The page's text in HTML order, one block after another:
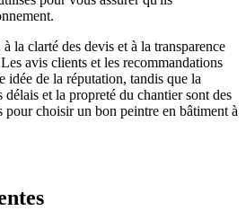
la clarté des devis et à la transparence
avis clients et les recommandations
idée de la réputation, tandis que la
et la propreté du chantier sont des
pour choisir un bon peintre en bâtiment à